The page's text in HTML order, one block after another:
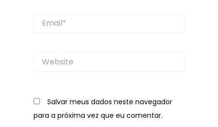
Website
Salvar meus dados neste navegador
para a próxima vez que eu comentar.